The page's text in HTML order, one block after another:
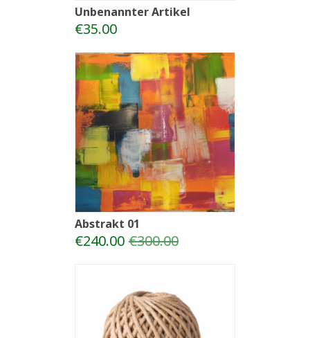
Unbenannter Artikel
€35.00
Abstrakt 01
€240.00 €300.00